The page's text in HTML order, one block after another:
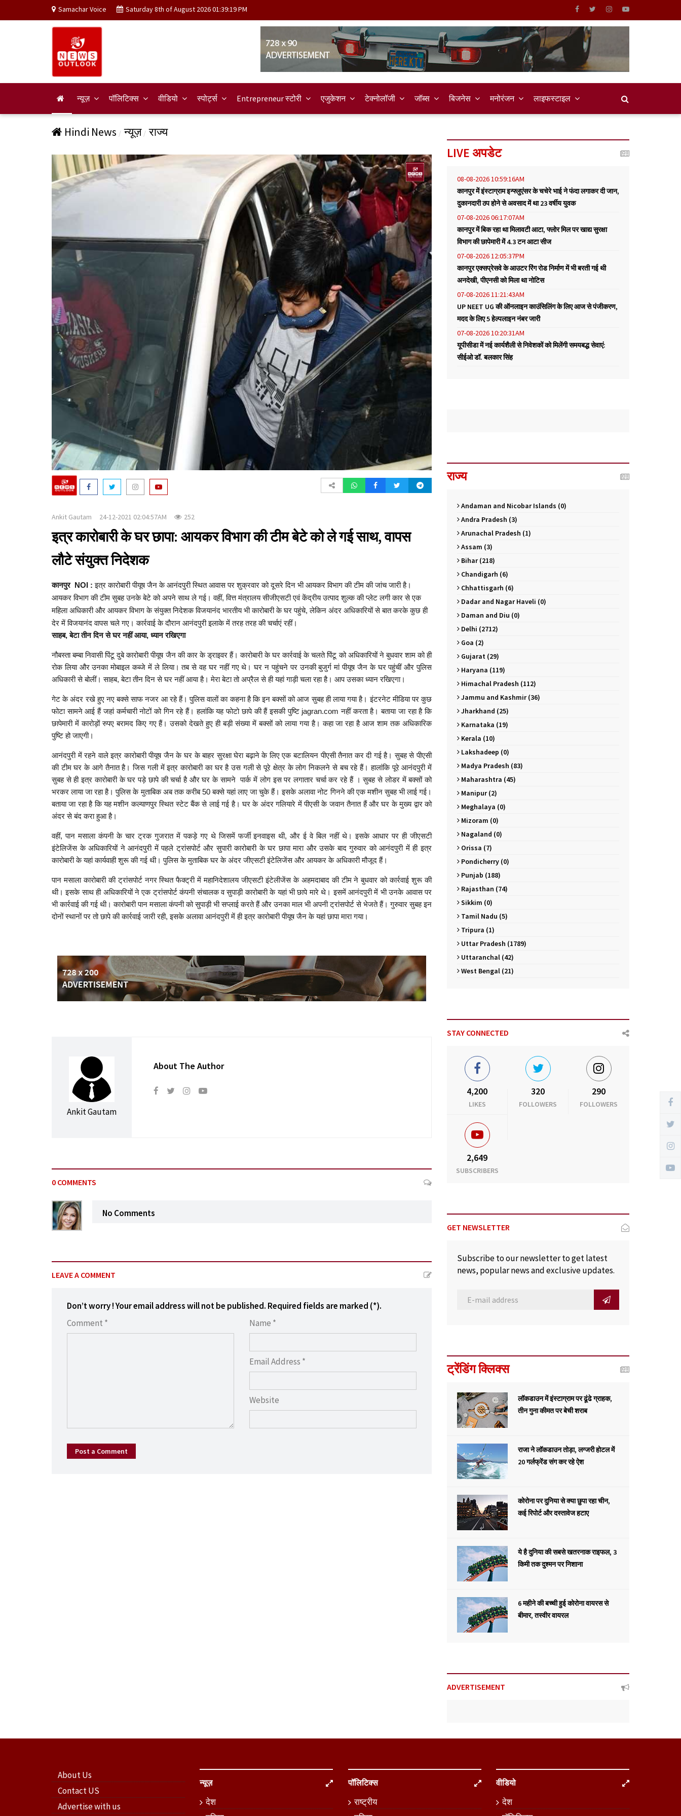
Samachar Voice Saturday 8th of August 2026 01:39:19 PM
न्यूज़ पॉलिटिक्स वीडियो स्पोर्ट्स Entrepreneur स्टोरी एजुकेशन टेक्नोलॉजी जॉब्स बिजनेस मनोरंजन लाइफस्टाइल
Hindi News न्यूज़ राज्य
Ankit Gautam 24-12-2021 02:04:57AM 252
इत्र कारोबारी के घर छापा: आयकर विभाग की टीम बेटे को ले गई साथ, वापस
लौटे संयुक्त निदेशक
कानपुर NOI : इत्र कारोबारी पीयूष जैन के आनंदपुरी स्थित आवास पर शुक्रवार को दूसरे दिन भी आयकर विभाग की टीम की जांच जारी है।
आयकर विभाग की टीम सुबह उनके बेटे को अपने साथ ले गई। वहीं, वित्त मंत्रालय सीजीएसटी एवं केंद्रीय उत्पाद शुल्क की प्लेट लगी कार से एक
महिला अधिकारी और आयकर विभाग के संयुक्त निदेशक विजयानंद भारतीय भी कारोबारी के घर पहुंचे, लेकिन अंदर अधिकारियों से बात करके कुछ ही
देर में विजयानंद वापस चले गए। कार्रवाई के दौरान आनंदपुरी इलाके में तरह तरह की चर्चाएं रहीं।
साहब, बेटा तीन दिन से घर नहीं आया, ध्यान रखिएगा
नौबस्ता बम्बा निवासी पिंटू दुबे कारोबारी पीयूष जैन की कार के ड्राइवर हैं। कारोबारी के घर कार्रवाई के चलते पिंटू को अधिकारियों ने बुधवार शाम को ही
रोक लिया और उनका मोबाइल कब्जे में ले लिया। तब से वह घर नहीं गए थे। घर न पहुंचने पर उनकी बुजुर्ग मां पीयूष जैन के घर पहुंचीं और पुलिस
अधिकारी से बोलीं। साहब, बेटा तीन दिन से घर नहीं आया है। मेरा बेटा तो अप्रैल से ही यहां गाड़ी चला रहा है। आप उसका ध्यान रखिएगा।
गेट के अंदर रखे हुए नए बक्से साफ नजर आ रहे हैं। पुलिस वालों का कहना है कि इन बक्सों को आज सुबह ही लाया गया है। इंटरनेट मीडिया पर कुछ
फोटा सामने आई हैं जहां कर्मचारी नोटों को गिन रहे हैं। हलांकि यह फाेटो छापे की हैं इसकी पुष्टि jagran.com नहीं करता है। बताया जा रहा है कि
छापेमारी में कारोड़ों रुपए बरामद किए गए हैं। उसको देखते हुए ही बड़ी संख्या में बक्सों को लाया गया है। कहा जा रहा है आज शाम तक अधिकारिक
पुष्टि हो जाएगी।
आनंदपुरी में रहने वाले इत्र कारोबारी पीयूष जैन के घर के बाहर सुरक्षा घेरा बढ़ाने के लिए एक बटालियन पीएसी तैनात कर दी गई है। सुबह से पीएसी
की टीम घर के आगे तैनात है। जिस गली में इत्र कारोबारी का घर है उस गली से पूरे क्षेत्र के लोग निकलने से बच रहे हैं। हालांकि पूरे आनंदपुरी में
सुबह से ही इत्र कारोबारी के घर पड़े छापे की चर्चा है और घर के सामने पार्क में लोग इस पर लगातार चर्चा कर रहे हैं । सुबह से लोडर में बक्सों को
भरकर लाया जा रहा है। पुलिस के मुताबिक अब तक करीब 50 बक्से यहां लाए जा चुके हैं। इसके अलावा नोट गिनने की एक मशीन सुबह भी लाई गई।
बताया जा रहा है कि यह मशीन कल्याणपुर स्थित स्टेट बैंक से लाई गई है। घर के अंदर गलियारे में पीएसी के जवान तैनात हैं और घर के मुख्य द्वार को
अंदर से बंद करा हुआ है।
वहीं, पान मसाला कंपनी के चार ट्रक गुजरात में पकड़े गए थे जिसमें फर्जी इनवाइस थी, और ई वे बिल नहीं थे। इसके आधार पर ही जीएसटी
इंटेलिजेंस के अधिकारियों ने आनंदपुरी में पहले ट्रांसपोर्ट और सुपारी कारोबारी के घर छापा मारा और उसके बाद गुरुवार को आनंदपुरी में ही इत्र
कारोबारी के यहां कार्यवाही शुरू की गई थी। पुलिस के मुताबिक घर के अंदर जीएसटी इंटेलिजेंस और आयकर के अधिकारी मौजूद हैं।
पान मसाला कारोबारी की ट्रांसपोर्ट नगर स्थित फैक्ट्री में महानिदेशालय जीएसटी इंटेलीजेंस के अहमदाबाद की टीम ने बुधवार को कार्रवाई शुरू की
थी। इसके साथ ही अधिकारियों ने एक ट्रांसपोर्ट कंपनी संचालक व सुपाड़ी कारोबारी के यहां भी छापे मारे थे। इसमें आनंदपुरी में भी उनके आवास पर
भी कार्रवाई की गई थी। कारोबारी पान मसाला कंपनी को सुपाड़ी भी सप्लाई करते हैं और उनका माल भी अपनी ट्रांसपोर्ट से भेजते हैं। गुरुवार सुबह इन
दोनों स्थानों पर तो छापे की कार्रवाई जारी रही, इसके अलावा आनंदपुरी में ही इत्र कारोबारी पीयूष जैन के यहां छापा मारा गया।
Ankit Gautam
About The Author
0 COMMENTS
No Comments
LEAVE A COMMENT
Don’t worry ! Your email address will not be published. Required fields are marked (*).
Comment *
Name *
Email Address *
Website
Post a Comment
LIVE अपडेट
08-08-2026 10:59:16AM
कानपुर में इंस्टाग्राम इन्फ्लुएंसर के चचेरे भाई ने फंदा लगाकर दी जान,
दुकानदारी ठप होने से अवसाद में था 23 वर्षीय युवक
07-08-2026 06:17:07AM
कानपुर में बिक रहा था मिलावटी आटा, फ्लोर मिल पर खाद्य सुरक्षा
विभाग की छापेमारी में 4.3 टन आटा सीज
07-08-2026 12:05:37PM
कानपुर एक्सप्रेसवे के आउटर रिंग रोड निर्माण में भी बरती गई थी
अनदेखी, पीएनसी को मिला था नोटिस
07-08-2026 11:21:43AM
UP NEET UG की ऑनलाइन काउंसिलिंग के लिए आज से पंजीकरण,
मदद के लिए 5 हेल्पलाइन नंबर जारी
07-08-2026 10:20:31AM
यूपीसीडा में नई कार्यशैली से निवेशकों को मिलेंगी समयबद्ध सेवाएं:
सीईओ डॉ. बलकार सिंह
राज्य
Andaman and Nicobar Islands (0)
Andra Pradesh (3)
Arunachal Pradesh (1)
Assam (3)
Bihar (218)
Chandigarh (6)
Chhattisgarh (6)
Dadar and Nagar Haveli (0)
Daman and Diu (0)
Delhi (2712)
Goa (2)
Gujarat (29)
Haryana (119)
Himachal Pradesh (112)
Jammu and Kashmir (36)
Jharkhand (25)
Karnataka (19)
Kerala (10)
Lakshadeep (0)
Madya Pradesh (83)
Maharashtra (45)
Manipur (2)
Meghalaya (0)
Mizoram (0)
Nagaland (0)
Orissa (7)
Pondicherry (0)
Punjab (188)
Rajasthan (74)
Sikkim (0)
Tamil Nadu (5)
Tripura (1)
Uttar Pradesh (1789)
Uttaranchal (42)
West Bengal (21)
STAY CONNECTED
4,200
LIKES
320
FOLLOWERS
290
FOLLOWERS
2,649
SUBSCRIBERS
GET NEWSLETTER
Subscribe to our newsletter to get latest
news, popular news and exclusive updates.
ट्रेंडिंग क्लिक्स
लॉकडाउन में इंस्टाग्राम पर ढूंढे ग्राहक,
तीन गुना कीमत पर बेची शराब
राजा ने लॉकडाउन तोड़ा, लग्जरी होटल में
20 गर्लफ्रेंड संग कर रहे ऐश
कोरोना पर दुनिया से क्या छुपा रहा चीन,
कई रिपोर्ट और दस्तावेज हटाए
ये है दुनिया की सबसे खतरनाक राइफल, 3
किमी तक दुश्मन पर निशाना
6 महीने की बच्ची हुई कोरोना वायरस से
बीमार, तस्वीर वायरल
ADVERTISEMENT
About Us
Contact US
Advertise with us
न्यूज़
देश
पॉलिटिक्स
राष्ट्रीय
वीडियो
देश